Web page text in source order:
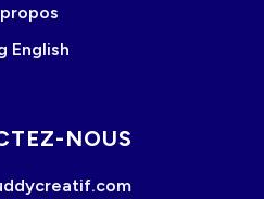
English
NOUS